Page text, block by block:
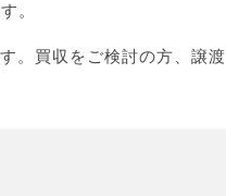
。
。買収をご検討の方、譲渡